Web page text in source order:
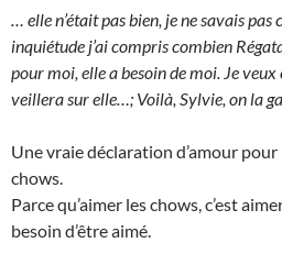
… elle n’était pas bien, je ne savais pas
inquiétude j’ai compris combien
pour moi, elle a besoin de moi. Je
veillera sur elle…; Voilà, Sylvie, on la
Une vraie déclaration d’amour
chows.
Parce qu’aimer les chows, c’est
besoin d’être aimé.